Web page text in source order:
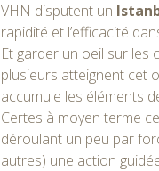
VHN disputent un
rapidité et l’efficacité
Et garder un oeil sur les
plusieurs atteignent cet
accumule les éléments
Certes à moyen terme
déroulant un peu par
autres) une action